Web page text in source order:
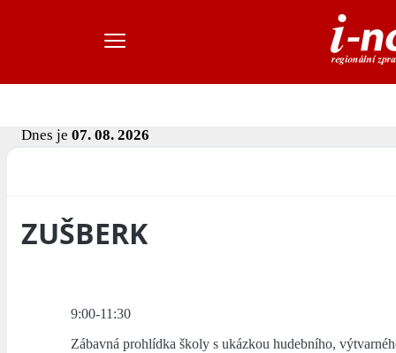
Dnes je 07. 08. 2026
ZUŠBERK
9:00-11:30
Zábavná prohlídka školy s ukázkou hudebního,